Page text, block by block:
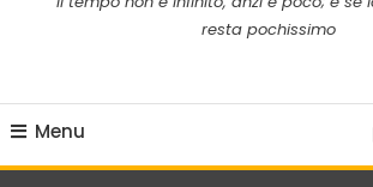
resta pochissimo
Menu